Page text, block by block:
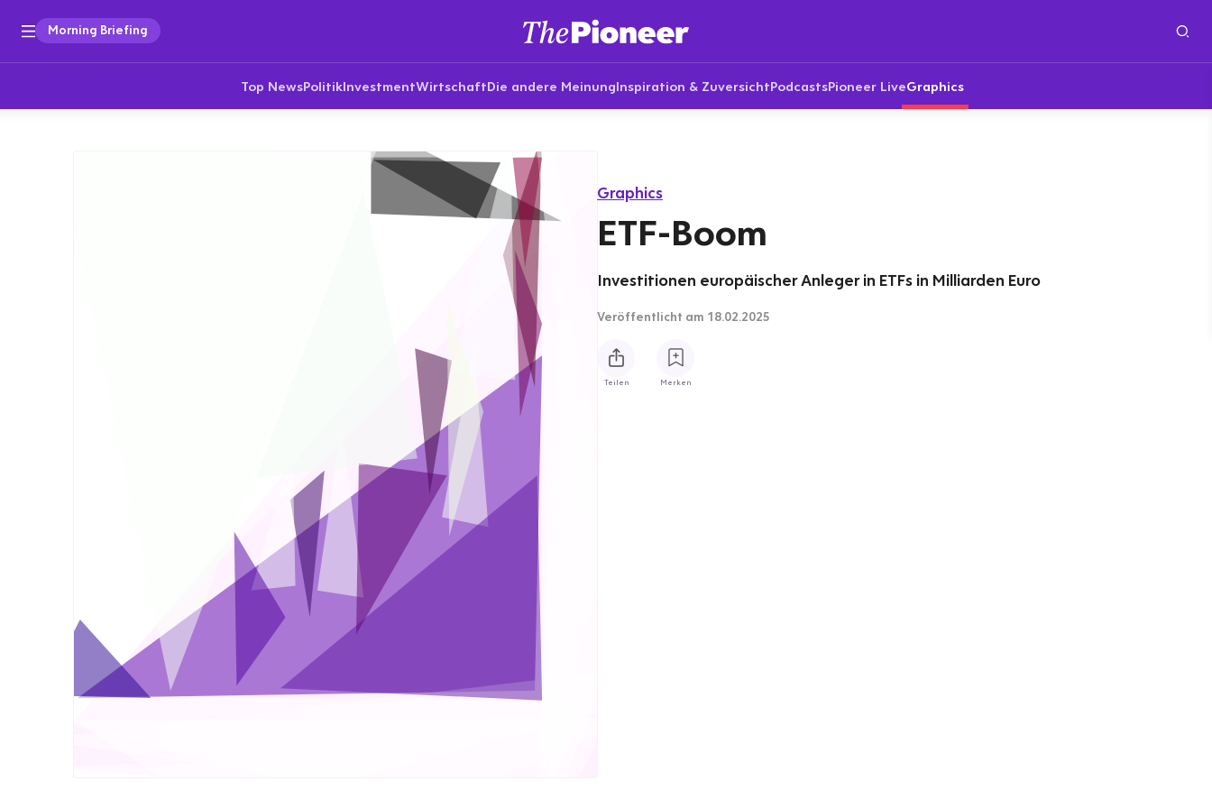
Morning Briefing
Top NewsPolitikInvestmentWirtschaftDie andere MeinungInspiration & ZuversichtPodcastsPioneer LiveGraphics
Graphics
ETF-Boom
Investitionen europäischer Anleger in ETFs in Milliarden Euro
Veröffentlicht am 18.02.2025
Teilen Merken